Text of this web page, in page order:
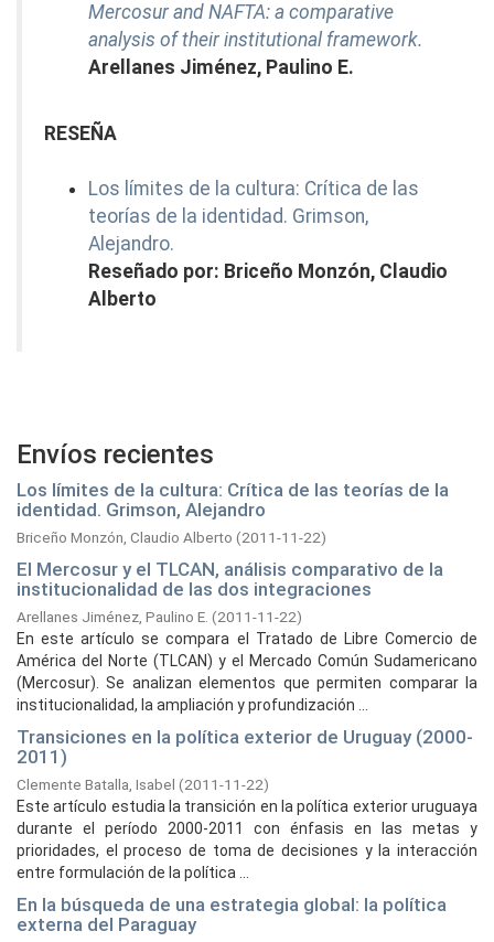
Mercosur and NAFTA: a comparative
analysis of their institutional framework.
Arellanes Jiménez, Paulino E.
RESEÑA
Los límites de la cultura: Crítica de las
teorías de la identidad. Grimson,
Alejandro.
Reseñado por: Briceño Monzón, Claudio
Alberto
Envíos recientes
Los límites de la cultura: Crítica de las teorías de la
identidad. Grimson, Alejandro
Briceño Monzón, Claudio Alberto (2011-11-22)
El Mercosur y el TLCAN, análisis comparativo de la
institucionalidad de las dos integraciones
Arellanes Jiménez, Paulino E. (2011-11-22)
En este artículo se compara el Tratado de Libre Comercio de
América del Norte (TLCAN) y el Mercado Común Sudamericano
(Mercosur). Se analizan elementos que permiten comparar la
institucionalidad, la ampliación y profundización ...
Transiciones en la política exterior de Uruguay (2000-
2011)
Clemente Batalla, Isabel (2011-11-22)
Este artículo estudia la transición en la política exterior uruguaya
durante el período 2000-2011 con énfasis en las metas y
prioridades, el proceso de toma de decisiones y la interacción
entre formulación de la política ...
En la búsqueda de una estrategia global: la política
externa del Paraguay